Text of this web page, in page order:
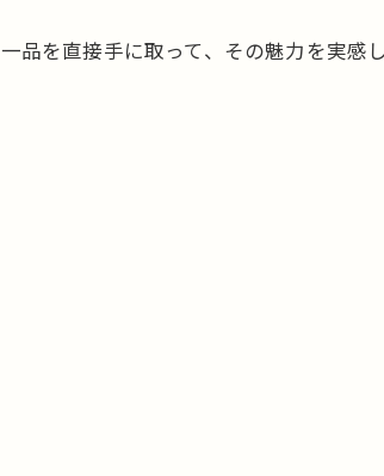
品を直接手に取って、その魅力を実